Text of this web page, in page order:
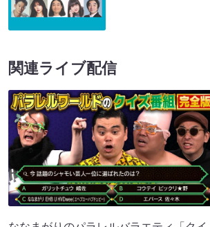
関連ライブ配信